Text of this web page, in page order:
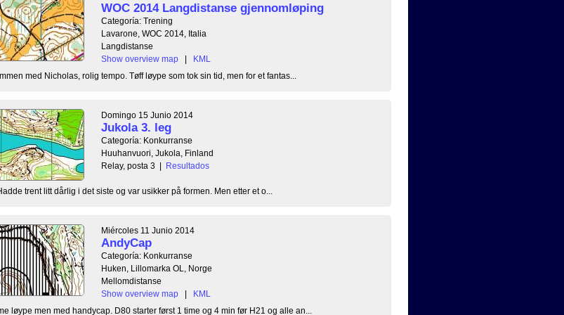
WOC 2014 Langdistanse gjennomløping
Categoría: Trening
Lavarone, WOC 2014, Italia
Langdistanse
Show overview map
|
KML
med Nicholas, rolig tempo. Tøff løype som tok sin tid, men for et fantas...
Domingo 15 Junio 2014
Jukola 3. leg
Categoría: Konkurranse
Huuhanvuori, Jukola, Finland
Relay, posta 3 | Resultados
trent litt dårlig i det siste og var usikker på formen. Men etter et o...
Miércoles 11 Junio 2014
AndyCap
Categoría: Konkurranse
Huken, Lillomarka OL, Norge
Mellomdistanse
Show overview map
|
KML
løype men med handycap. D80 starter først 1 time og 4 min før H21 og alle an...